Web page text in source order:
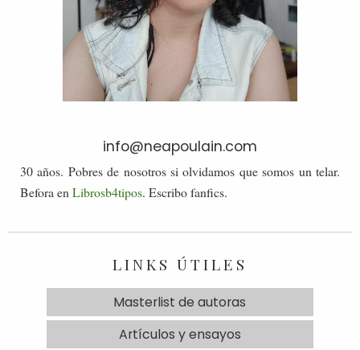
info@neapoulain.com
30 años. Pobres de nosotros si olvidamos que somos un telar.
Befora en Librosb4tipos. Escribo fanfics.
LINKS ÚTILES
Masterlist de autoras
Artículos y ensayos